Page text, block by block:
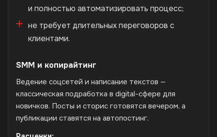
и полностью автоматизировать процесс;
не требует длительных переговоров с
клиентами.
SMM и копирайтинг
Ведение соцсетей и написание текстов —
классическая подработка в digital-сфере для
новичков. Посты и сторис готовятся вечером, а
публикации ставятся на автопостинг.